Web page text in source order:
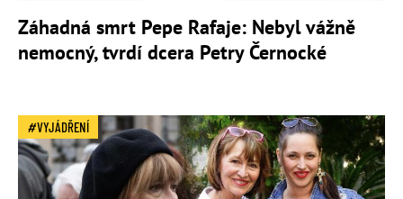
Záhadná smrt Pepe Rafaje: Nebyl vážně
nemocný, tvrdí dcera Petry Černocké
VYJÁDŘENÍ